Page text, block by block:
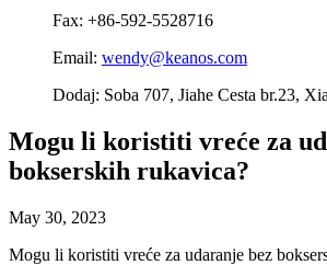
Fax: +86-592-5528716
Email: wendy@keanos.com
Dodaj: Soba 707, Jiahe Cesta br.23,
Mogu li koristiti vreće za
bokserskih rukavica?
May 30, 2023
Mogu li koristiti vreće za udaranje bez